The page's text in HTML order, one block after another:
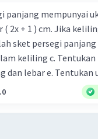
panjang mempunyai
( 2x + 1 ) cm. Jika
sket persegi
keliling c. Tentukan
dan lebar e. Tentukan